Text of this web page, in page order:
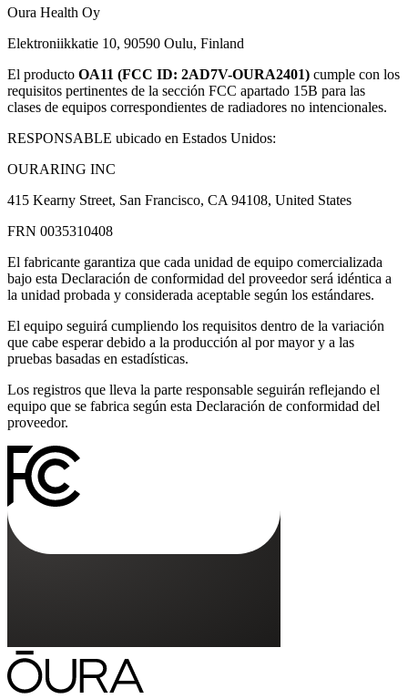
Oura Health Oy
Elektroniikkatie 10, 90590 Oulu, Finland
El producto OA11 (FCC ID: 2AD7V-OURA2401) cumple con los
requisitos pertinentes de la sección FCC apartado 15B para las
clases de equipos correspondientes de radiadores no intencionales.
RESPONSABLE ubicado en Estados Unidos:
OURARING INC
415 Kearny Street, San Francisco, CA 94108, United States
FRN 0035310408
El fabricante garantiza que cada unidad de equipo comercializada
bajo esta Declaración de conformidad del proveedor será idéntica a
la unidad probada y considerada aceptable según los estándares.
El equipo seguirá cumpliendo los requisitos dentro de la variación
que cabe esperar debido a la producción al por mayor y a las
pruebas basadas en estadísticas.
Los registros que lleva la parte responsable seguirán reflejando el
equipo que se fabrica según esta Declaración de conformidad del
proveedor.